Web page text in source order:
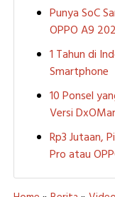
Punya SoC
OPPO A9
1 Tahun di
Smartphone
10 Ponsel
Versi
Rp3 Jutaan,
Pro atau